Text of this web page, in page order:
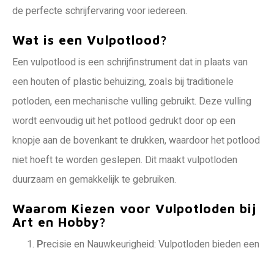
de perfecte schrijfervaring voor iedereen.
Wat is een Vulpotlood?
Een vulpotlood is een schrijfinstrument dat in plaats van
een houten of plastic behuizing, zoals bij traditionele
potloden, een mechanische vulling gebruikt. Deze vulling
wordt eenvoudig uit het potlood gedrukt door op een
knopje aan de bovenkant te drukken, waardoor het potlood
niet hoeft te worden geslepen. Dit maakt vulpotloden
duurzaam en gemakkelijk te gebruiken.
Waarom Kiezen voor Vulpotloden bij
Art en Hobby?
Precisie en Nauwkeurigheid: Vulpotloden bieden een